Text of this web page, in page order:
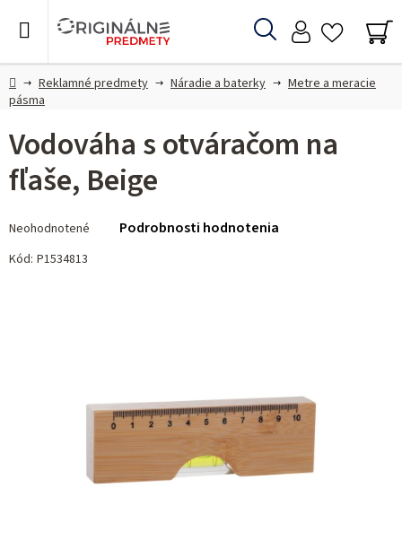
Hľadať
DomovReklamné predmety Náradie a baterky
Metre a meracie
pásma
Vodováha s otváračom na
fľaše, Beige
hodnotenie
produktu
Neohodnotené Podrobnosti hodnotenia
Kód: P1534813